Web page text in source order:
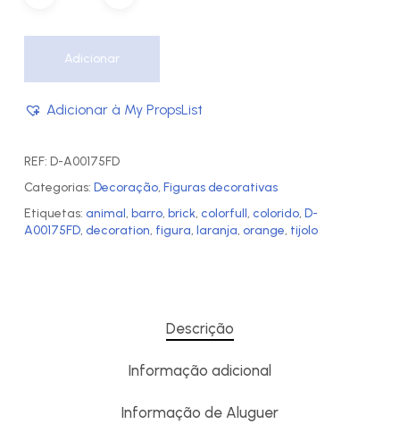
Adicionar
Adicionar à My PropsList
REF: D-A00175FD
Categorias: Decoração, Figuras decorativas
Etiquetas: animal, barro, brick, colorfull, colorido, D-
A00175FD, decoration, figura, laranja, orange, tijolo
Descrição
Informação adicional
Informação de Aluguer